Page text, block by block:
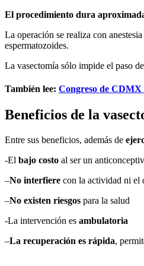
El procedimiento dura
La operación se realiza con
espermatozoides.
La vasectomía sólo impide el paso
También lee: Congreso de
Beneficios de la
Entre sus beneficios, además de
-El bajo costo al ser un
–No interfiere con la actividad ni el
–No existen riesgos para la salud
-La intervención es ambulatoria
–La recuperación es rápida,